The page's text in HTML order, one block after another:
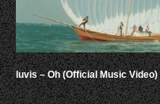
luvis – Oh (Official Music Video)